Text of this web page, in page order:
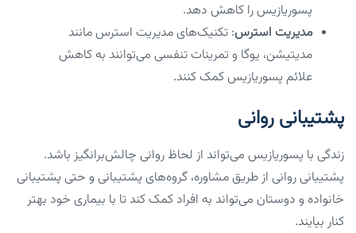
پسوریازیس را کاهش دهد.
مدیریت استرس: تکنیک‌های مدیریت استرس مانند
مدیتیشن، یوگا و تمرینات تنفسی می‌توانند به کاهش
علائم پسوریازیس کمک کنند.
پشتیبانی روانی
زندگی با پسوریازیس می‌تواند از لحاظ روانی چالش‌برانگیز باشد.
پشتیبانی روانی از طریق مشاوره، گروه‌های پشتیبانی و حتی پشتیبانی
خانواده و دوستان می‌تواند به افراد کمک کند تا با بیماری خود بهتر
کنار بیایند.